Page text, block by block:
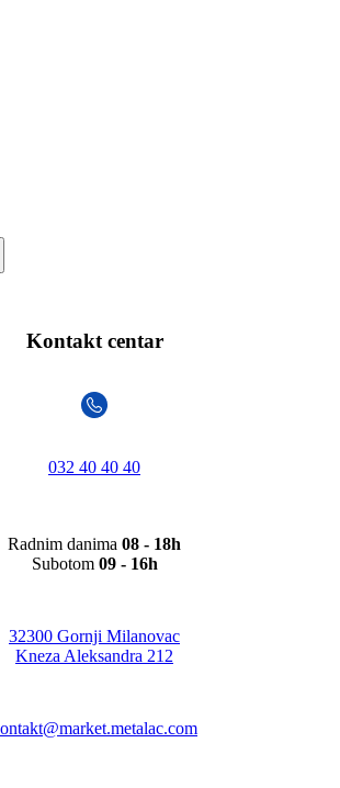
Kontakt centar
032 40 40 40
Radnim danima 08 - 18h
Subotom 09 - 16h
32300 Gornji Milanovac
Kneza Aleksandra 212